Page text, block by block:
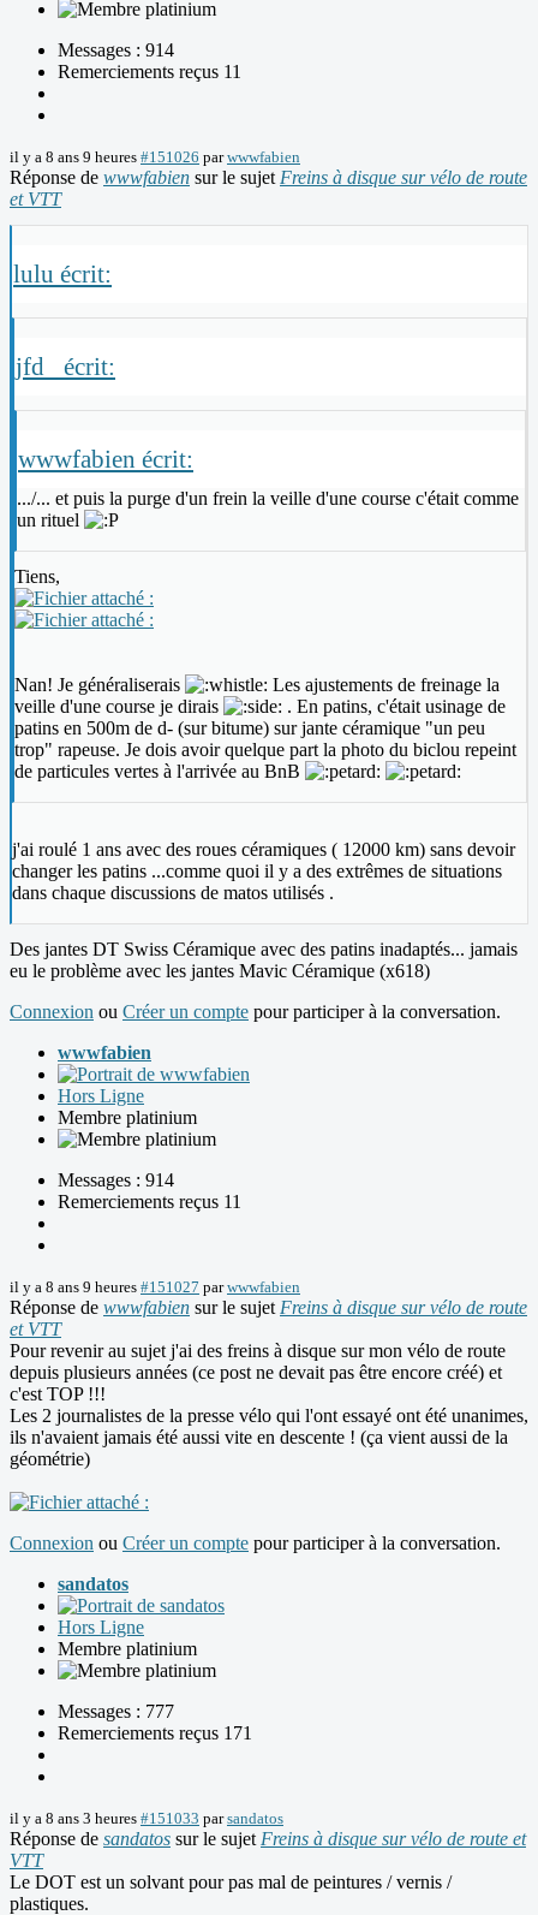
Messages : 914
Remerciements reçus 11
il y a 8 ans 9 heures #151026 parwwwfabien
Réponse de wwwfabien sur le sujet Freins à disque sur vélo de route
et VTT
lulu écrit:
jfd_ écrit:
wwwfabien écrit:
.../... et puis la purge d'un frein la veille d'une course c'était comme
un rituel
Tiens,
Nan! Je généraliserais
Les ajustements de freinage la
veille d'une course je dirais
. En patins, c'était usinage de
patins en 500m de d- (sur bitume) sur jante céramique "un peu
trop" rapeuse. Je dois avoir quelque part la photo du biclou repeint
de particules vertes à l'arrivée au BnB
j'ai roulé 1 ans avec des roues céramiques ( 12000 km) sans devoir
changer les patins ...comme quoi il y a des extrêmes de situations
dans chaque discussions de matos utilisés .
Des jantes DT Swiss Céramique avec des patins inadaptés... jamais
eu le problème avec les jantes Mavic Céramique (x618)
Connexion ou Créer un compte pour participer à la conversation.
wwwfabien
Hors Ligne
Membre platinium
Messages : 914
Remerciements reçus 11
il y a 8 ans 9 heures #151027 parwwwfabien
Réponse de wwwfabien sur le sujet Freins à disque sur vélo de route
et VTT
Pour revenir au sujet j'ai des freins à disque sur mon vélo de route
depuis plusieurs années (ce post ne devait pas être encore créé) et
c'est TOP !!!
Les 2 journalistes de la presse vélo qui l'ont essayé ont été unanimes,
ils n'avaient jamais été aussi vite en descente ! (ça vient aussi de la
géométrie)
Connexion ou Créer un compte pour participer à la conversation.
sandatos
Hors Ligne
Membre platinium
Messages : 777
Remerciements reçus 171
il y a 8 ans 3 heures #151033 parsandatos
Réponse de sandatos sur le sujet Freins à disque sur vélo de route et
VTT
Le DOT est un solvant pour pas mal de peintures / vernis /
plastiques.